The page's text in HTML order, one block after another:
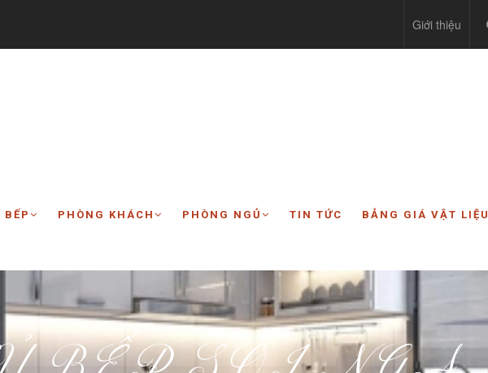
Giới thiệu
PHÒNG KHÁCH PHÒNG NGỦ TIN TỨC BẢNG GIÁ VẬT LIỆU